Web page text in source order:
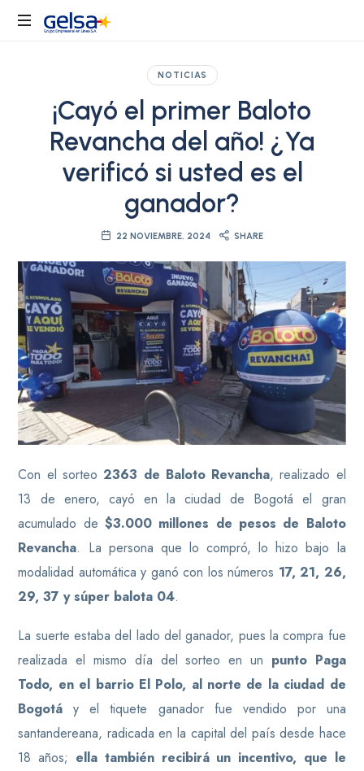
Gelsa
holding
empresarial
NOTICIAS
¡Cayó el primer Baloto
Revancha del año! ¿Ya
verificó si usted es el
ganador?
22 NOVIEMBRE, 2024 SHARE
Con el sorteo2363 de Baloto Revancha, realizado el
13 de enero, cayó en la ciudad de Bogotá el gran
acumulado de $3.000 millones de pesos de Baloto
Revancha. La persona que lo compró, lo hizo bajo la
modalidad automática y ganó con los números 17, 21, 26,
29, 37 y súper balota 04.
La suerte estaba del lado del ganador, pues la compra fue
realizada el mismo día del sorteo en un punto Paga
Todo, en el barrio El Polo, al norte de la ciudad de
Bogotá y el tiquete ganador fue vendido por una
santandereana, radicada en la capital del país desde hace
18 años; ella también recibirá un incentivo, que le